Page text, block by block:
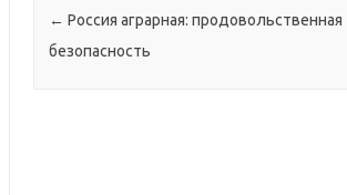
← Россия аграрная: продовольственная
безопасность